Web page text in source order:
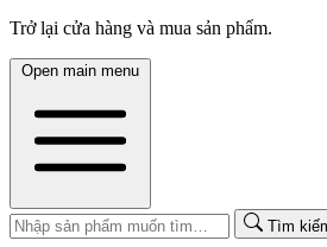
Trở lại cửa hàng và mua sản phẩm.
Open main menu
Tìm